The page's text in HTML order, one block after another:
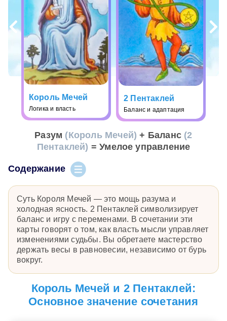
Король Мечей
Логика и власть
2 Пентаклей
Баланс и адаптация
Разум (Король Мечей) + Баланс (2
Пентаклей) = Умелое управление
Содержание
Суть Короля Мечей — это мощь разума и
холодная ясность. 2 Пентаклей символизирует
баланс и игру с переменами. В сочетании эти
карты говорят о том, как власть мысли управляет
изменениями судьбы. Вы обретаете мастерство
держать весы в равновесии, независимо от бурь
вокруг.
Король Мечей и 2 Пентаклей:
Основное значение сочетания